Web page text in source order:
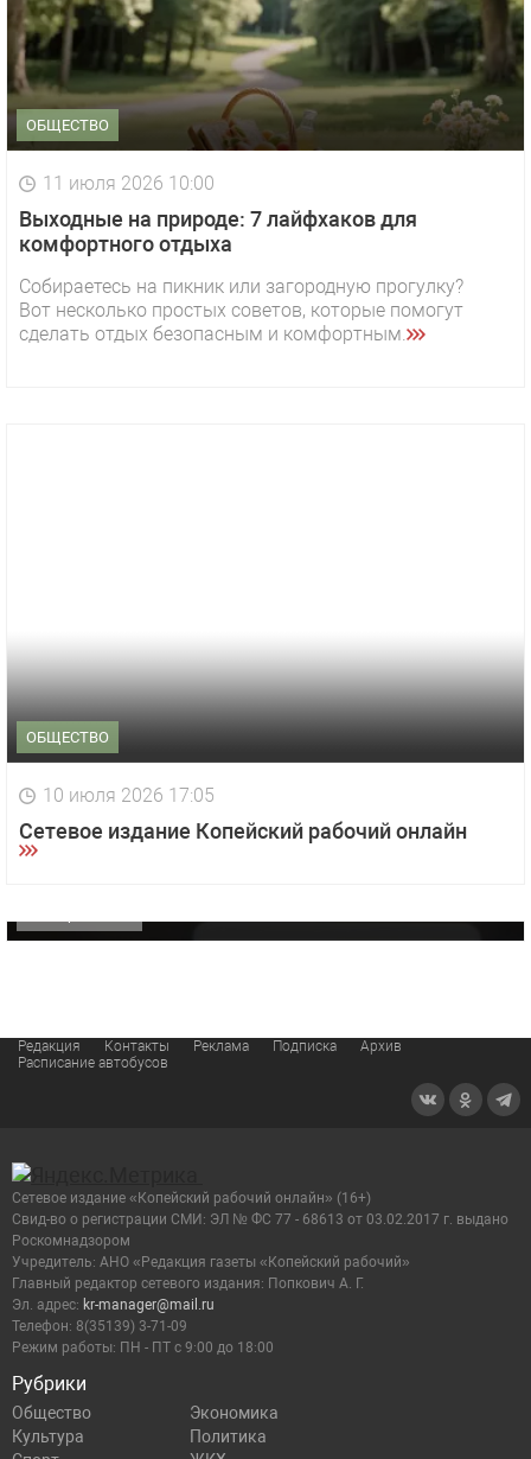
ОБЩЕСТВО
11 июля 2026 10:00
Выходные на природе: 7 лайфхаков для
комфортного отдыха
Собираетесь на пикник или загородную прогулку?
Вот несколько простых советов, которые помогут
сделать отдых безопасным и комфортным.
ОБЩЕСТВО
10 июля 2026 17:05
Сетевое издание Копейский рабочий онлайн
«Звезда» Метрана стала главным героем нового
Редакция Контакты Реклама Подписка
Архив
Расписание автобусов
Рубрики
Общество
Экономика
Культура
Политика
Сетевое издание «Копейский рабочий онлайн» (16+)
Cвид-во о регистрации СМИ: ЭЛ № ФС 77 - 68613 от 03.02.2017 г. выдано
Роскомнадзором
Учредитель: АНО «Редакция газеты «Копейский рабочий»
Главный редактор сетевого издания: Попкович А. Г.
Эл. адрес: kr-manager@mail.ru
Телефон: 8(35139) 3-71-09
Режим работы: ПН - ПТ с 9:00 до 18:00